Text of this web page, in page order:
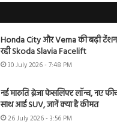
Honda City और Verna की बढ़ी
रही Skoda Slavia Facelift
30 July 2026 - 7:48 PM
नई मारुति ब्रेजा फेसलिफ्ट लॉन्च, नए
साथ आई SUV, जानें क्या है कीमत
26 July 2026 - 3:56 PM